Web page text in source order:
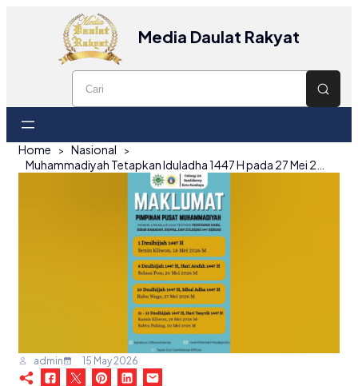
Media Daulat Rakyat
Home
Nasional
admin 15 May 2026